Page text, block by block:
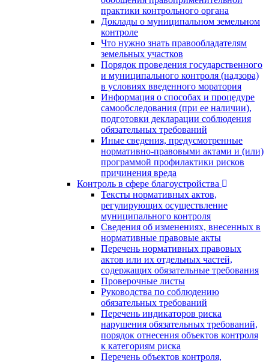
практики контрольного органа
Доклады о муниципальном земельном
контроле
Что нужно знать правообладателям
земельных участков
Порядок проведения государственного
и муниципального контроля (надзора)
в условиях введенного моратория
Информация о способах и процедуре
самообследования (при ее наличии),
подготовки декларации соблюдения
обязательных требований
Иные сведения, предусмотренные
нормативно-правовыми актами и (или)
программой профилактики рисков
причинения вреда
Контроль в сфере благоустройства
Тексты нормативных актов,
регулирующих осуществление
муниципального контроля
Сведения об изменениях, внесенных в
нормативные правовые акты
Перечень нормативных правовых
актов или их отдельных частей,
содержащих обязательные требования
Проверочные листы
Руководства по соблюдению
обязательных требований
Перечень индикаторов риска
нарушения обязательных требований,
порядок отнесения объектов контроля
к категориям риска
Перечень объектов контроля,